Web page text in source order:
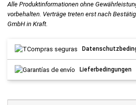
Alle Produktinformationen ohne
vorbehalten. Verträge treten erst nach
GmbH in Kraft.
Lieferbedingungen